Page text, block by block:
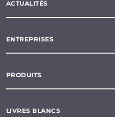
ACTUALITÉS
ENTREPRISES
PRODUITS
LIVRES BLANCS